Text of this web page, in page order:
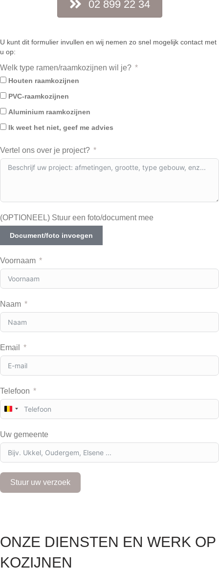
02 899 22 34
U kunt dit formulier invullen en wij nemen zo snel mogelijk contact met
u op:
Welk type ramen/raamkozijnen wil je?
Houten raamkozijnen
PVC-raamkozijnen
Aluminium raamkozijnen
Ik weet het niet, geef me advies
Vertel ons over je project?
(OPTIONEEL) Stuur een foto/document mee
Document/foto invoegen
Voornaam
Naam
Email
Telefoon
B
e
g
u
3
2
Uw gemeente
Stuur uw verzoek
ONZE DIENSTEN EN WERK OP
KOZIJNEN